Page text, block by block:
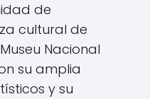
de
cultural de
Nacional
su amplia
y su